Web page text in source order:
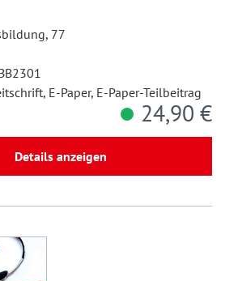
77
E-Paper, E-Paper-Teilbeitrag
24,90 €
Details anzeigen